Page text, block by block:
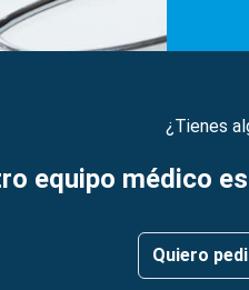
¿Tienes
equipo médico
Quiero